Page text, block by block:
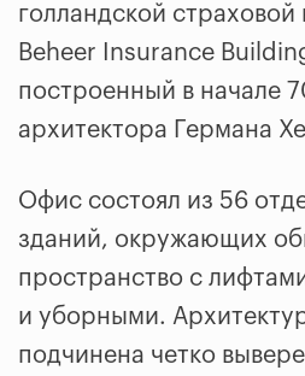
голландской
Beheer Insurance
построенный в начале
архитектора Германа
Офис состоял из 56
зданий, окружающих
пространство с
и уборными.
подчинена четко